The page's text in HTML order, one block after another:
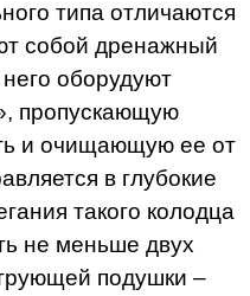
типа отличаются
собой дренажный
оборудуют
пропускающую
и очищающую ее от
в глубокие
такого колодца
не меньше двух
подушки –